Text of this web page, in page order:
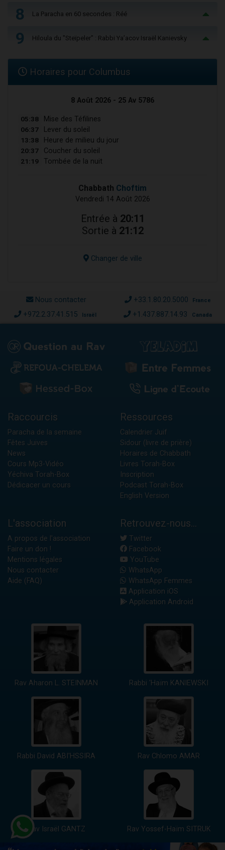
8 La Paracha en 60 secondes : Réé
9 Hiloula du "Steïpeler" : Rabbi Ya’acov Israël Kanievsky
Horaires pour Columbus
8 Août 2026 - 25 Av 5786
05:38 Mise des Téfilines
06:37 Lever du soleil
13:38 Heure de milieu du jour
20:37 Coucher du soleil
21:19 Tombée de la nuit
Chabbath Choftim
Vendredi 14 Août 2026
Entrée à 20:11
Sortie à 21:12
Changer de ville
Nous contacter +33.1.80.20.5000 France
+972.2.37.41.515 Israël +1.437.887.14.93 Canada
Raccourcis
Paracha de la semaine
Fêtes Juives
News
Cours Mp3-Vidéo
Yéchiva Torah-Box
Dédicacer un cours
Ressources
Calendrier Juif
Sidour (livre de prière)
Horaires de Chabbath
Livres Torah-Box
Inscription
Podcast Torah-Box
English Version
L'association
A propos de l'association
Faire un don !
Mentions légales
Nous contacter
Aide (FAQ)
Retrouvez-nous...
Twitter
Facebook
YouTube
WhatsApp
WhatsApp Femmes
Application iOS
Application Android
Rav Aharon L. STEINMAN Rabbi 'Haïm KANIEWSKI
Rabbi David ABI'HSSIRA Rav Chlomo AMAR
Rav Israël GANTZ Rav Yossef-Haïm SITRUK